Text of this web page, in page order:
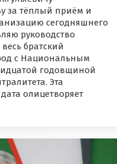
за тёплый приём и
сегодняшнего
руководство
братский
с Национальным
годовщиной
Эта
олицетворяет